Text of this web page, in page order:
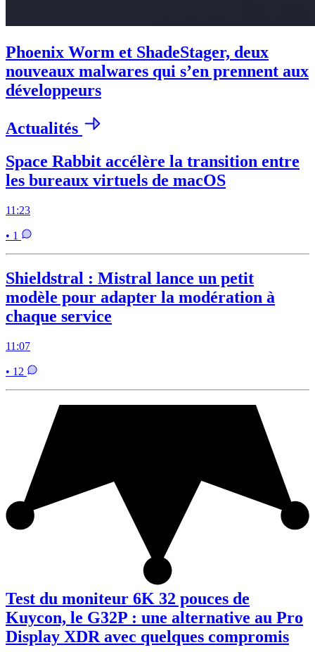
Phoenix Worm et ShadeStager, deux
nouveaux malwares qui s’en prennent aux
développeurs
Actualités
Space Rabbit accélère la transition entre
les bureaux virtuels de macOS
11:23
• 1
Shieldstral : Mistral lance un petit
modèle pour adapter la modération à
chaque service
11:07
• 12
Test du moniteur 6K 32 pouces de
Kuycon, le G32P : une alternative au Pro
Display XDR avec quelques compromis